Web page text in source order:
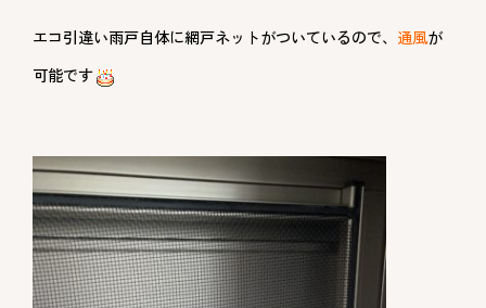
エコ引違い雨戸自体に網戸ネットがついているので、 通風が
可能です